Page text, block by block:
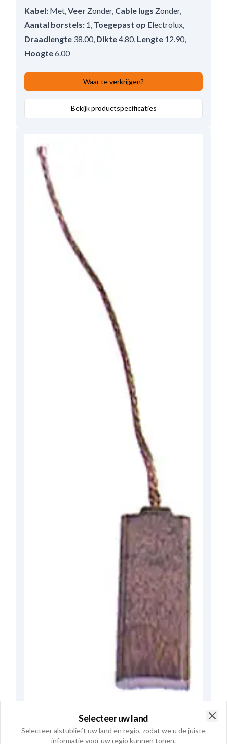
Kabel: Met Veer Zonder, Cable lugs Zonder,
Aantal borstels: 1 Toegepast op Electrolux
Draadlengte 38.00, Dikte4.80, Lengte 12.90,
Hoogte6.00
Waar te verkrijgen?
Bekijk productspecificaties
F032000J42 - Koolborstel
Selecteer uw land
Selecteer alstublieft uw land en regio, zodat we u de juiste
informatie voor uw regio kunnen tonen.